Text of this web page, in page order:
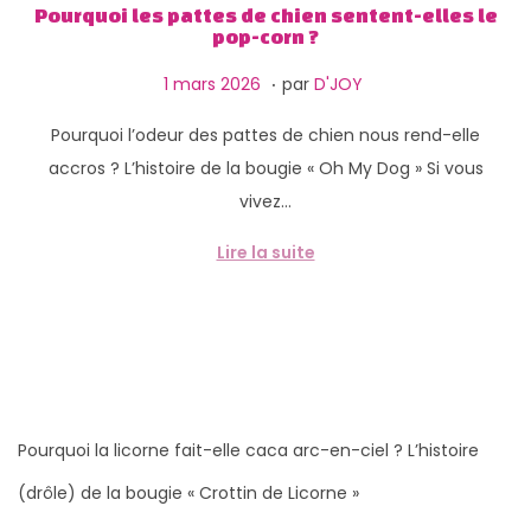
g
a
o
n
n
u
Pourquoi les pattes de chien sentent-elles le
pop-corn ?
P
b
l
1 mars 2026
m
a
r
s
. par D'JOY
Pourquoi l’odeur des pattes de chien nous rend-elle
accros ? L’histoire de la bougie « Oh My Dog » Si vous
vivez…
Lire la suite
Pourquoi la licorne fait-elle caca arc-en-ciel ? L’histoire
(drôle) de la bougie « Crottin de Licorne »